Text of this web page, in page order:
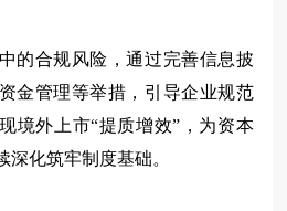
的合规风险，通过完善信息披
金管理等举措，引导企业规范
境外上市“提质增效”，为资本
深化筑牢制度基础。